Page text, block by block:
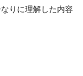
りに理解した内容